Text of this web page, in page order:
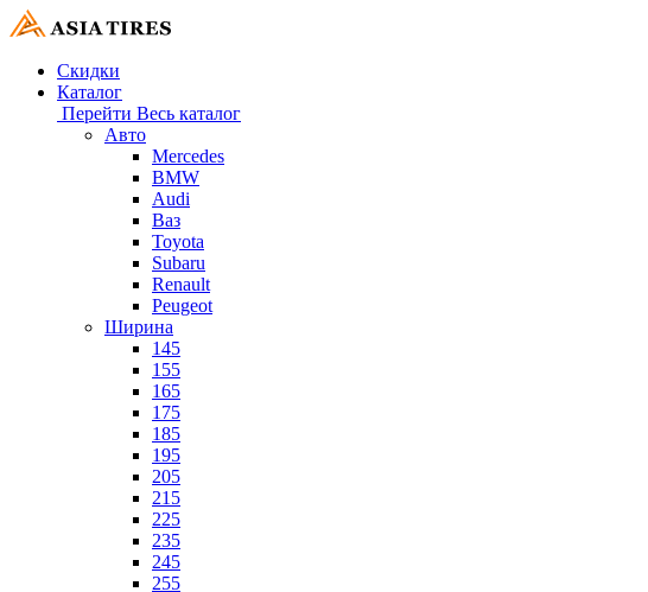
Скидки
Каталог
Перейти Весь каталог
Авто
Mercedes
BMW
Audi
Ваз
Toyota
Subaru
Renault
Peugeot
Ширина
145
155
165
175
185
195
205
215
225
235
245
255